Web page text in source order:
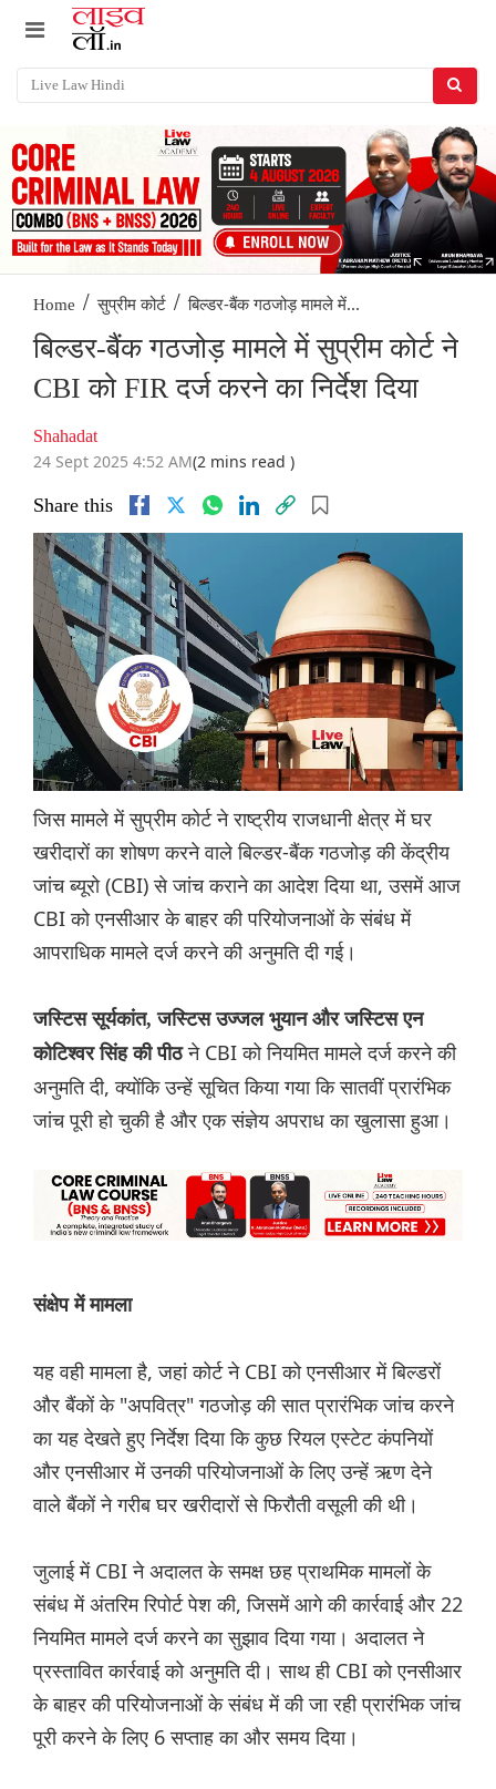
Home / सुप्रीम कोर्ट / बिल्डर-बैंक गठजोड़ मामले में...
बिल्डर-बैंक गठजोड़ मामले में सुप्रीम कोर्ट ने
CBI को FIR दर्ज करने का निर्देश दिया
Shahadat
24 Sept 2025 4:52 AM(2 mins read )
Share this
जिस मामले में सुप्रीम कोर्ट ने राष्ट्रीय राजधानी क्षेत्र में घर
खरीदारों का शोषण करने वाले बिल्डर-बैंक गठजोड़ की केंद्रीय
जांच ब्यूरो (CBI) से जांच कराने का आदेश दिया था, उसमें आज
CBI को एनसीआर के बाहर की परियोजनाओं के संबंध में
आपराधिक मामले दर्ज करने की अनुमति दी गई।
जस्टिस सूर्यकांत, जस्टिस उज्जल भुयान और जस्टिस एन
कोटिश्वर सिंह की पीठने CBI को नियमित मामले दर्ज करने की
अनुमति दी, क्योंकि उन्हें सूचित किया गया कि सातवीं प्रारंभिक
जांच पूरी हो चुकी है और एक संज्ञेय अपराध का खुलासा हुआ।
संक्षेप में मामला
यह वही मामला है, जहां कोर्ट ने CBI को एनसीआर में बिल्डरों
और बैंकों के "अपवित्र" गठजोड़ की सात प्रारंभिक जांच करने
का यह देखते हुए निर्देश दिया कि कुछ रियल एस्टेट कंपनियों
और एनसीआर में उनकी परियोजनाओं के लिए उन्हें ऋण देने
वाले बैंकों ने गरीब घर खरीदारों से फिरौती वसूली की थी।
जुलाई में CBI ने अदालत के समक्ष छह प्राथमिक मामलों के
संबंध में अंतरिम रिपोर्ट पेश की, जिसमें आगे की कार्रवाई और 22
नियमित मामले दर्ज करने का सुझाव दिया गया। अदालत ने
प्रस्तावित कार्रवाई को अनुमति दी। साथ ही CBI को एनसीआर
के बाहर की परियोजनाओं के संबंध में की जा रही प्रारंभिक जांच
पूरी करने के लिए 6 सप्ताह का और समय दिया।